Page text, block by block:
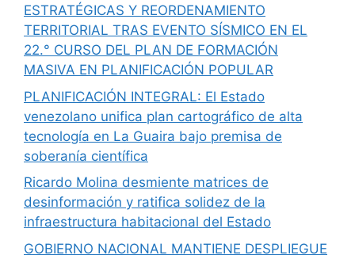
ESTRATÉGICAS Y REORDENAMIENTO
TERRITORIAL TRAS EVENTO SÍSMICO EN EL
22.° CURSO DEL PLAN DE FORMACIÓN
MASIVA EN PLANIFICACIÓN POPULAR
PLANIFICACIÓN INTEGRAL: El Estado
venezolano unifica plan cartográfico de alta
tecnología en La Guaira bajo premisa de
soberanía científica
Ricardo Molina desmiente matrices de
desinformación y ratifica solidez de la
infraestructura habitacional del Estado
GOBIERNO NACIONAL MANTIENE DESPLIEGUE